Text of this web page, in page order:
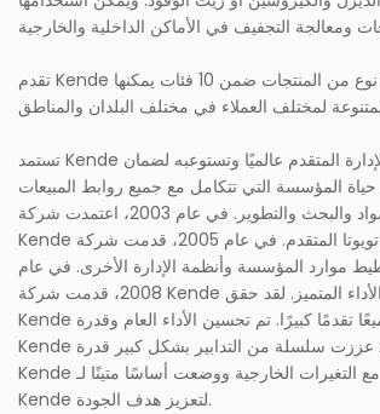
تقدم Kende ما يقرب من 1000 نوع من المنتجات ضمن 10 فئات يمكنها
تستمد Kende درسًا من مفهوم الإدارة المتقدم عالميًا وتستوعبه لضمان
المؤسسة التي تتكامل مع جميع روابط المبيعات
والإنتاج ومراقبة المواد والبحث والتطوير. في عام 2003، اعتمدت شركة
Kende نظام إنتاج تويوتا المتقدم. في عام 2005، قدمت شركة Kende
موارد المؤسسة وأنظمة الإدارة الأخرى. في عام
2008، قدمت شركة Kende نموذج تقييم الأداء المتميز. لقد حقق
Kende والموظفون جميعًا تقدمًا كبيرًا. تم تحسين الأداء العام وقدرة
Kende بشكل كبير. لقد عززت سلسلة من التدابير بشكل كبير قدرة
Kende على التكيف مع التغيرات الخارجية ووضعت أساسًا متينًا لـ
Kende لتعزيز هدف الجودة.